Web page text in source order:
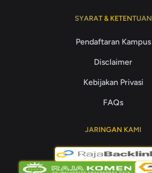
SYARAT & KETENTUAN
Pendaftaran Kampus
Disclaimer
Kebijakan Privasi
FAQs
JARINGAN KAMI